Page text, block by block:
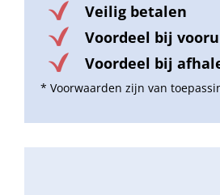
Veilig betalen
Voordeel bij
Voordeel bij
* Voorwaarden zijn van